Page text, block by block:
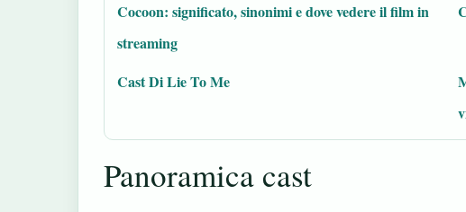
Cocoon: significato, sinonimi e dove vedere il film in
streaming
Cast Di Lie To Me
Panoramica cast